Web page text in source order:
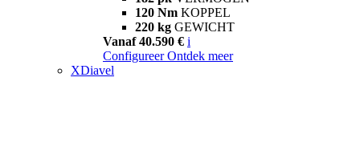
120 Nm KOPPEL
220 kg GEWICHT
Vanaf 40.590 € i
Configureer Ontdek meer
XDiavel